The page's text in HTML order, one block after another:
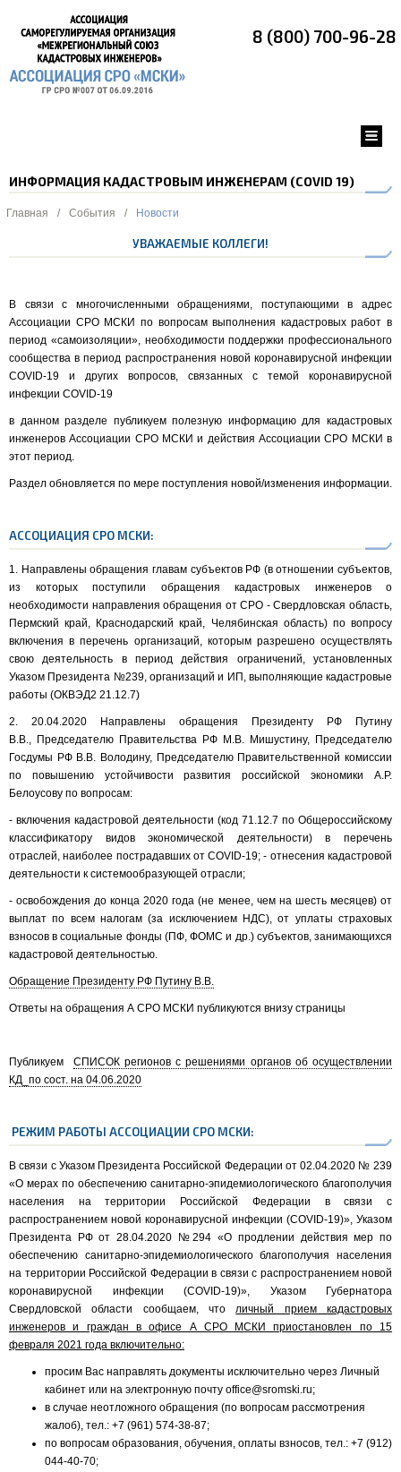
8 (800) 700-96-28
ИНФОРМАЦИЯ КАДАСТРОВЫМ ИНЖЕНЕРАМ (COVID 19)
Главная / События / Новости
УВАЖАЕМЫЕ КОЛЛЕГИ!
В связи с многочисленными обращениями, поступающими в адрес
Ассоциации СРО МСКИ по вопросам выполнения кадастровых работ в
период «самоизоляции», необходимости поддержки профессионального
сообщества в период распространения новой коронавирусной инфекции
COVID-19 и других вопросов, связанных с темой коронавирусной
инфекции COVID-19
в данном разделе публикуем полезную информацию для кадастровых
инженеров Ассоциации СРО МСКИ и действия Ассоциации СРО МСКИ в
этот период.
Раздел обновляется по мере поступления новой/изменения информации.
АССОЦИАЦИЯ СРО МСКИ:
1. Направлены обращения главам субъектов РФ (в отношении субъектов,
из которых поступили обращения кадастровых инженеров о
необходимости направления обращения от СРО - Свердловская область,
Пермский край, Краснодарский край, Челябинская область) по вопросу
включения в перечень организаций, которым разрешено осуществлять
свою деятельность в период действия ограничений, установленных
Указом Президента №239, организаций и ИП, выполняющие кадастровые
работы (ОКВЭД2 21.12.7)
2. 20.04.2020 Направлены обращения Президенту РФ Путину
В.В., Председателю Правительства РФ М.В. Мишустину, Председателю
Госдумы РФ В.В. Володину, Председателю Правительственной комиссии
по повышению устойчивости развития российской экономики А.Р.
Белоусову по вопросам:
- включения кадастровой деятельности (код 71.12.7 по Общероссийскому
классификатору видов экономической деятельности) в перечень
отраслей, наиболее пострадавших от COVID-19; - отнесения кадастровой
деятельности к системообразующей отрасли;
- освобождения до конца 2020 года (не менее, чем на шесть месяцев) от
выплат по всем налогам (за исключением НДС), от уплаты страховых
взносов в социальные фонды (ПФ, ФОМС и др.) субъектов, занимающихся
кадастровой деятельностью.
Обращение Президенту РФ Путину В.В.
Ответы на обращения А СРО МСКИ публикуются внизу страницы
Публикуем СПИСОК регионов с решениями органов об осуществлении
КД_по сост. на 04.06.2020
РЕЖИМ РАБОТЫ АССОЦИАЦИИ СРО МСКИ:
В связи с Указом Президента Российской Федерации от 02.04.2020 № 239
«О мерах по обеспечению санитарно-эпидемиологического благополучия
населения на территории Российской Федерации в связи с
распространением новой коронавирусной инфекции (COVID-19)», Указом
Президента РФ от 28.04.2020 №294 «О продлении действия мер по
обеспечению санитарно-эпидемиологического благополучия населения
на территории Российской Федерации в связи с распространением новой
коронавирусной инфекции (COVID-19)», Указом Губернатора
Свердловской области сообщаем, чтоличный прием кадастровых
инженеров и граждан в офисе А СРО МСКИ приостановлен по 15
февраля 2021 года включительно:
просим Вас направлять документы исключительно через Личный
кабинет или на электронную почту office@sromski.ru;
в случае неотложного обращения (по вопросам рассмотрения
жалоб), тел.: +7 (961) 574-38-87;
по вопросам образования, обучения, оплаты взносов, тел.: +7 (912)
044-40-70;